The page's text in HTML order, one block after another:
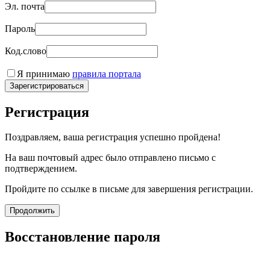
Эл. почта
Пароль
Код.слово
Я принимаю правила портала
Зарегистрироваться
Регистрация
Поздравляем, ваша регистрация успешно пройдена!
На ваш почтовый адрес было отправлено письмо с
подтверждением.
Пройдите по ссылке в письме для завершения регистрации.
Продолжить
Восстановление пароля